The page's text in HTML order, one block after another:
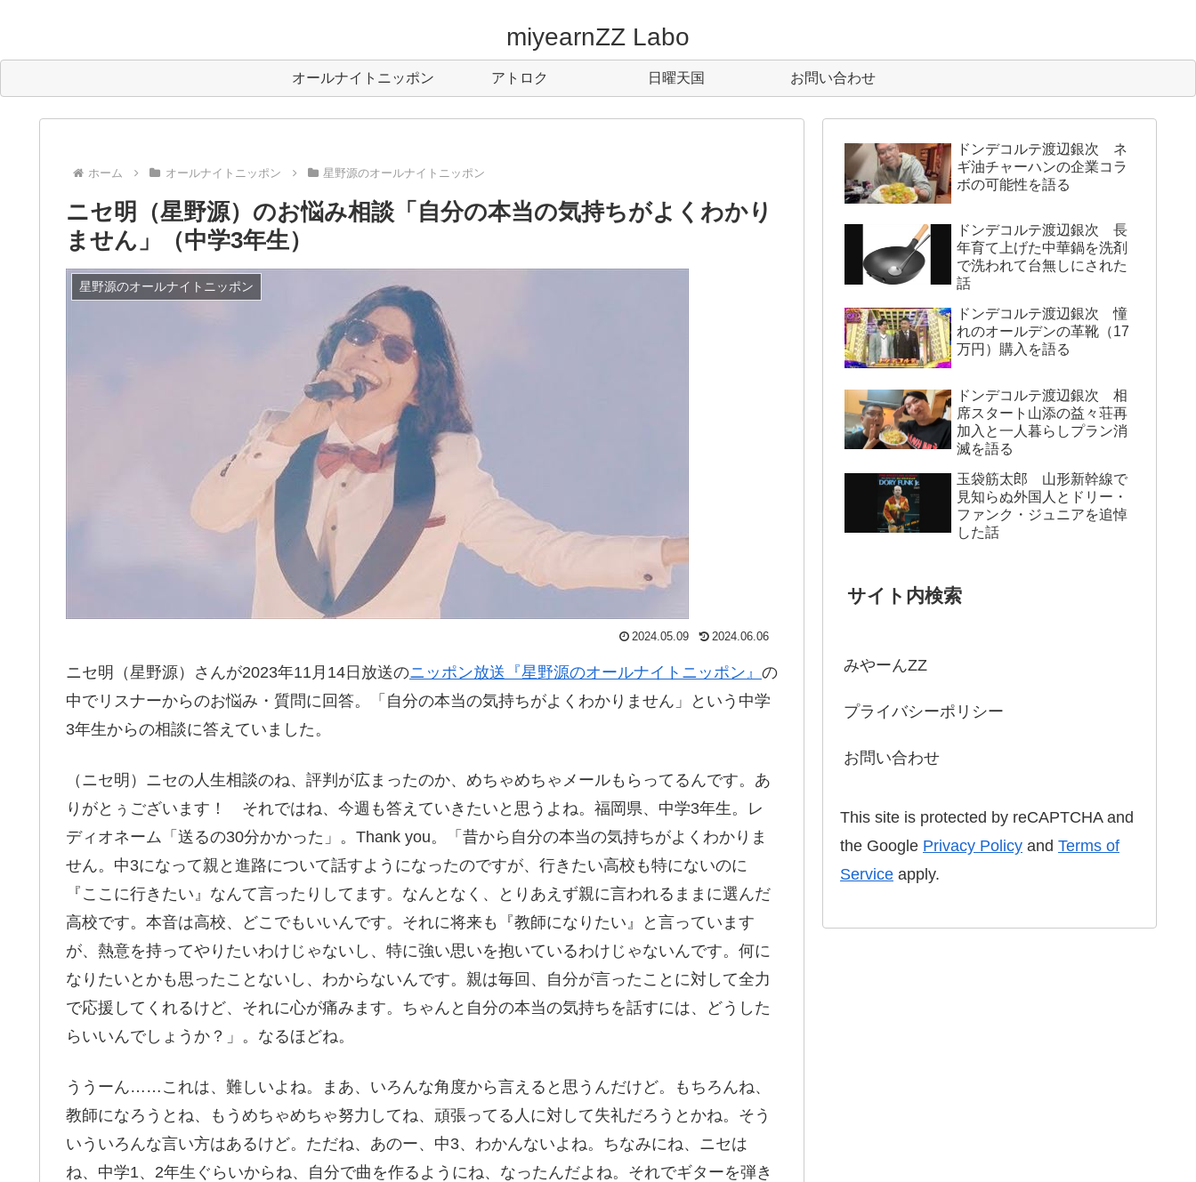
miyearnZZ Labo
オールナイトニッポン アトロク 日曜天国 お問い合わせ
ホーム オールナイトニッポン 星野源のオールナイトニッポン
ニセ明（星野源）のお悩み相談「自分の本当の気持ちがよくわかり
ません」（中学3年生）
星野源のオールナイトニッポン
2024.05.09 2024.06.06
ニセ明（星野源）さんが2023年11月14日放送のニッポン放送『星野源のオールナイトニッポン』 の
中でリスナーからのお悩み・質問に回答。「自分の本当の気持ちがよくわかりません」という中学
3年生からの相談に答えていました。
（ニセ明）ニセの人生相談のね、評判が広まったのか、めちゃめちゃメールもらってるんです。あ
りがとぅございます！ それではね、今週も答えていきたいと思うよね。福岡県、中学3年生。レ
ディオネーム「送るの30分かかった」。Thank you。「昔から自分の本当の気持ちがよくわかりま
せん。中3になって親と進路について話すようになったのですが、行きたい高校も特にないのに
『ここに行きたい』なんて言ったりしてます。なんとなく、とりあえず親に言われるままに選んだ
高校です。本音は高校、どこでもいいんです。それに将来も『教師になりたい』と言っています
が、熱意を持ってやりたいわけじゃないし、特に強い思いを抱いているわけじゃないんです。何に
なりたいとかも思ったことないし、わからないんです。親は毎回、自分が言ったことに対して全力
で応援してくれるけど、それに心が痛みます。ちゃんと自分の本当の気持ちを話すには、どうした
らいいんでしょうか？」。なるほどね。
ううーん……これは、難しいよね。まあ、いろんな角度から言えると思うんだけど。もちろんね、
教師になろうとね、もうめちゃめちゃ努力してね、頑張ってる人に対して失礼だろうとかね。そう
いういろんな言い方はあるけど。ただね、あのー、中3、わかんないよね。ちなみにね、ニセは
ね、中学1、2年生ぐらいからね、自分で曲を作るようにね、なったんだよね。それでギターを弾き
ドンデコルテ渡辺銀次 ネ
ギ油チャーハンの企業コラ
ボの可能性を語る
ドンデコルテ渡辺銀次 長
年育て上げた中華鍋を洗剤
で洗われて台無しにされた
話
ドンデコルテ渡辺銀次 憧
れのオールデンの革靴（17
万円）購入を語る
ドンデコルテ渡辺銀次 相
席スタート山添の益々荘再
加入と一人暮らしプラン消
滅を語る
玉袋筋太郎 山形新幹線で
見知らぬ外国人とドリー・
ファンク・ジュニアを追悼
した話
サイト内検索
みやーんZZ
プライバシーポリシー
お問い合わせ
This site is protected by reCAPTCHA and
the Google Privacy Policy and Terms of
Service apply.